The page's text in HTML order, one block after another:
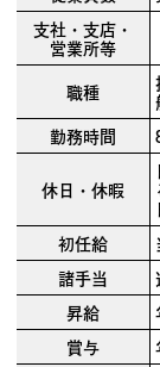
支社・支店・
営業所等
職種
勤務時間
休日・休暇
初任給
諸手当
昇給
賞与